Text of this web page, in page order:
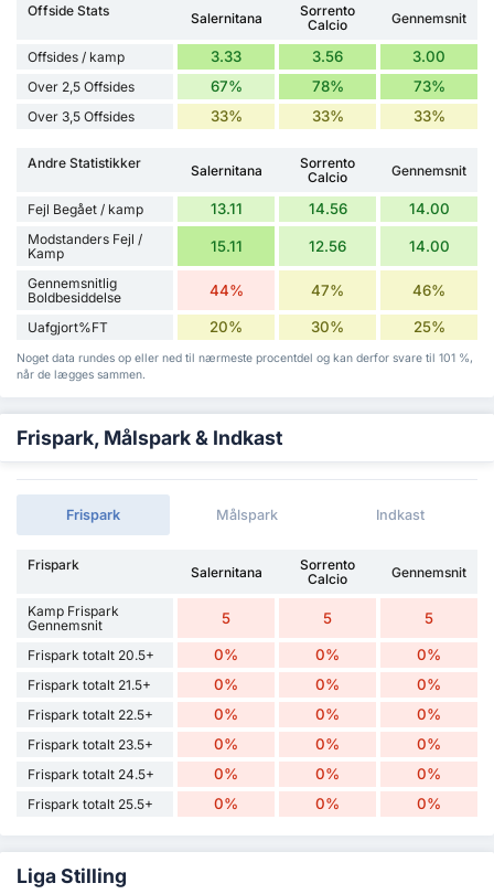
Offside Stats Salernitana
Sorrento
Calcio
Gennemsnit
Offsides / kamp 3.33 3.56 3.00
Over 2,5 Offsides 67% 78% 73%
Over 3,5 Offsides 33% 33% 33%
Andre Statistikker Salernitana
Sorrento
Calcio
Gennemsnit
Fejl Begået / kamp 13.11 14.56 14.00
Modstanders Fejl /
Kamp
15.11 12.56 14.00
Gennemsnitlig
Boldbesiddelse
44% 47% 46%
Uafgjort%FT 20% 30% 25%
Noget data rundes op eller ned til nærmeste procentdel og kan derfor svare til 101 %,
når de lægges sammen.
Frispark, Målspark & Indkast
Frispark Målspark Indkast
Frispark Salernitana
Sorrento
Calcio
Gennemsnit
Kamp Frispark
Gennemsnit
5 5 5
Frispark totalt 20.5+ 0% 0% 0%
Frispark totalt 21.5+ 0% 0% 0%
Frispark totalt 22.5+ 0% 0% 0%
Frispark totalt 23.5+ 0% 0% 0%
Frispark totalt 24.5+ 0% 0% 0%
Frispark totalt 25.5+ 0% 0% 0%
Liga Stilling